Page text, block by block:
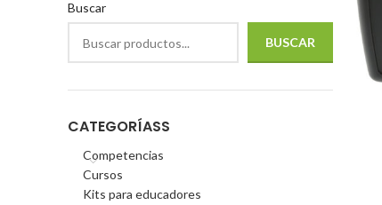
Buscar
BUSCAR
CATEGORÍASS
Competencias
Cursos
Kits para educadores